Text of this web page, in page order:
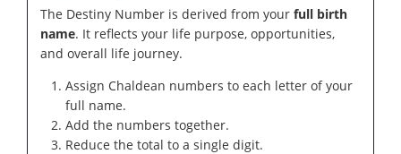
The Destiny Number is derived from your full birth
name. It reflects your life purpose, opportunities,
and overall life journey.
Assign Chaldean numbers to each letter of your
full name.
Add the numbers together.
Reduce the total to a single digit.